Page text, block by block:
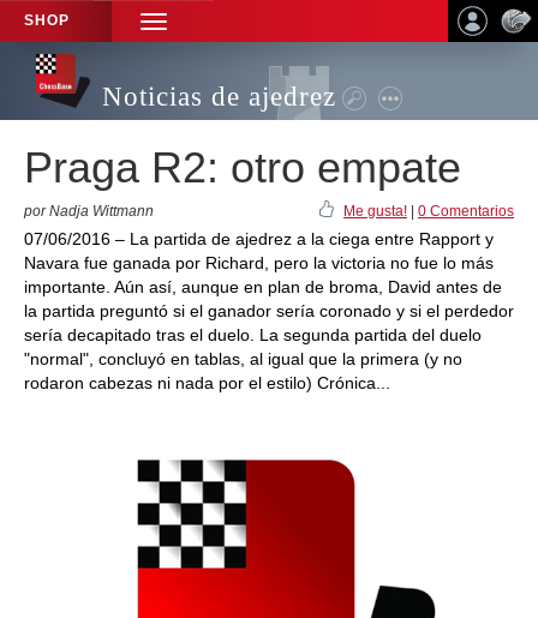
SHOP
TOGGLE
NAVIGATION
Noticias de ajedrez
Praga R2: otro empate
por Nadja Wittmann Me gusta! 0 Comentarios
07/06/2016 – La partida de ajedrez a la ciega entre Rapport y
Navara fue ganada por Richard, pero la victoria no fue lo más
importante. Aún así, aunque en plan de broma, David antes de
la partida preguntó si el ganador sería coronado y si el perdedor
sería decapitado tras el duelo. La segunda partida del duelo
"normal", concluyó en tablas, al igual que la primera (y no
rodaron cabezas ni nada por el estilo) Crónica...